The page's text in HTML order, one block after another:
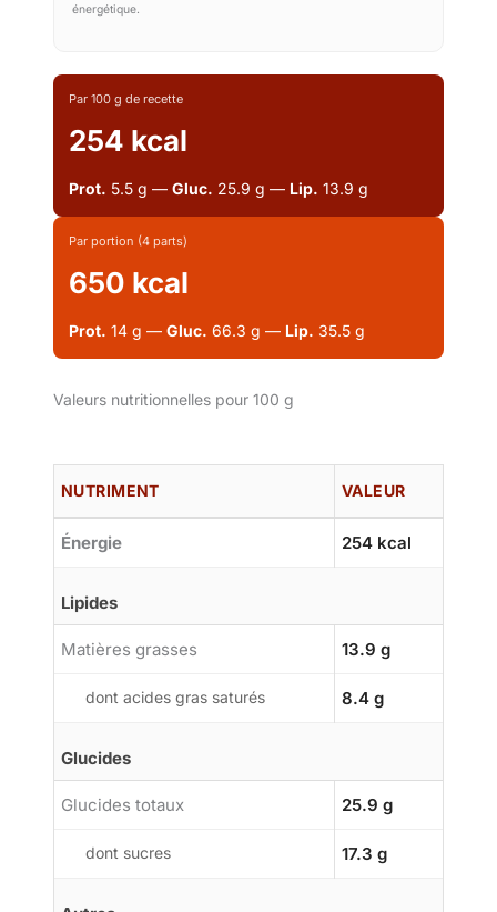
énergétique.
Par 100 g de recette
254 kcal
Prot. 5.5 g — Gluc. 25.9 g — Lip. 13.9 g
Par portion (4 parts)
650 kcal
Prot. 14 g — Gluc. 66.3 g — Lip. 35.5 g
Valeurs nutritionnelles pour 100 g
NUTRIMENT VALEUR
Énergie 254 kcal
Lipides
Matières grasses 13.9 g
dont acides gras saturés 8.4 g
Glucides
Glucides totaux 25.9 g
dont sucres 17.3 g